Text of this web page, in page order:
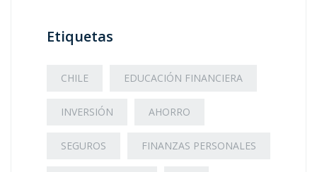
Etiquetas
CHILE EDUCACIÓN FINANCIERA
INVERSIÓN AHORRO
SEGUROS FINANZAS PERSONALES